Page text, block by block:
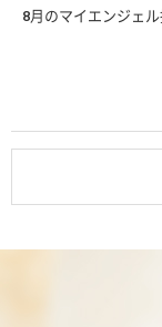
8月のマイエンジェ